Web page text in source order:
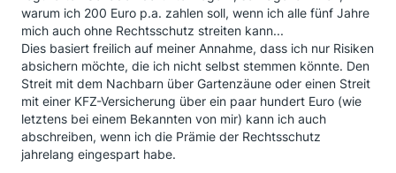
Rechtsschutzversicherung für
durchschnittlich ca. 5.000 Euro Beitrag bis zum Ende
Eurer
Erwerbstätigkeit??
Das ist Wahnsinn! Deshalb auch an der Stelle nochmal
der Aufruf dringend auch auf die weiteren
Leistungsbereiche
zu achten, denn in weit über 90%
der Rechtsschutzfälle, die Euch im Leben mal
begegnen werden, geht es nicht um BU oder EU.
Neben den Leistungen ist auch Hintergrundwissen
warum ich 200 Euro p.a. zahlen soll, wenn ich alle fünf Jahre
mich auch ohne Rechtsschutz streiten kann...
Dies basiert freilich auf meiner Annahme, dass ich nur Risiken
absichern möchte, die ich nicht selbst stemmen könnte. Den
Streit mit dem Nachbarn über Gartenzäune oder einen Streit
mit einer KFZ-Versicherung über ein paar hundert Euro (wie
letztens bei einem Bekannten von mir) kann ich auch
abschreiben, wenn ich die Prämie der Rechtsschutz
jahrelang eingespart habe.